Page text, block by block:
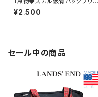
ト紺フェードTシャツ古着メンズ
3XLレディースOKアメカジ90s
¥2,500
セール中の商品